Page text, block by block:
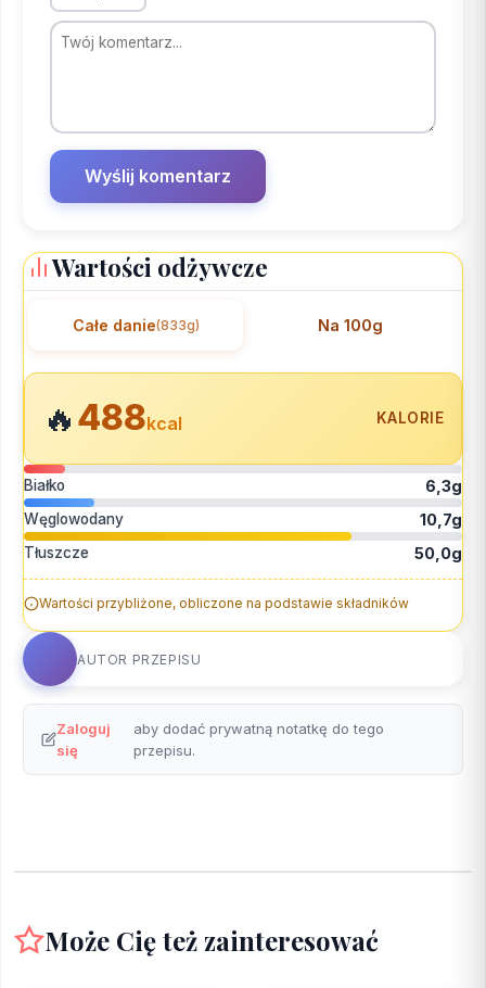
Wartości odżywcze
Całe danie(833g) Na 100g
🔥488kcal KALORIE
Białko 6,3g
Węglowodany 10,7g
Tłuszcze 50,0g
Wartości przybliżone, obliczone na podstawie składników
AUTOR PRZEPISU
Zaloguj
się
aby dodać prywatną notatkę do tego
przepisu.
Może Cię też zainteresować